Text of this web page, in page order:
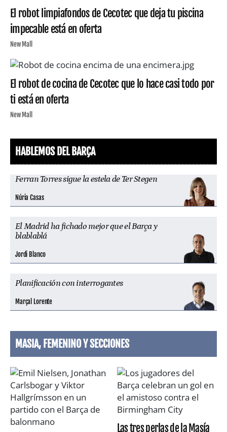
El robot limpiafondos de Cecotec que deja tu piscina
impecable está en oferta
New Mall
El robot de cocina de Cecotec que lo hace casi todo por
ti está en oferta
New Mall
HABLEMOS DEL BARÇA
Ferran Torres sigue la estela de Ter Stegen
Núria Casas
El Madrid ha fichado mejor que el Barça y
blablablá
Jordi Blanco
Planificación con interrogantes
Marçal Lorente
MASIA, FEMENINO Y SECCIONES
Las tres perlas de la Masía